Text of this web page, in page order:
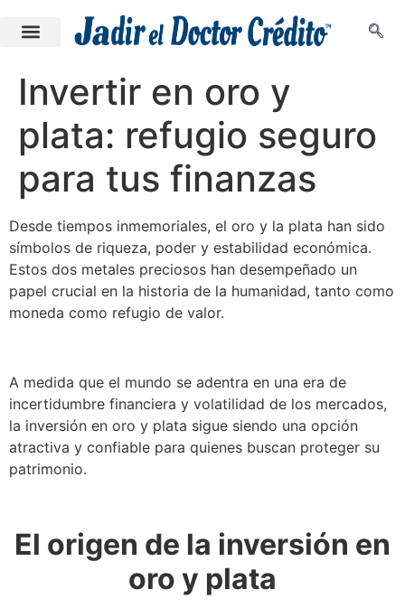
Invertir en oro y
plata: refugio seguro
para tus finanzas
Desde tiempos inmemoriales, el oro y la plata han sido
símbolos de riqueza, poder y estabilidad económica.
Estos dos metales preciosos han desempeñado un
papel crucial en la historia de la humanidad, tanto como
moneda como refugio de valor.
A medida que el mundo se adentra en una era de
incertidumbre financiera y volatilidad de los mercados,
la inversión en oro y plata sigue siendo una opción
atractiva y confiable para quienes buscan proteger su
patrimonio.
El origen de la inversión en
oro y plata